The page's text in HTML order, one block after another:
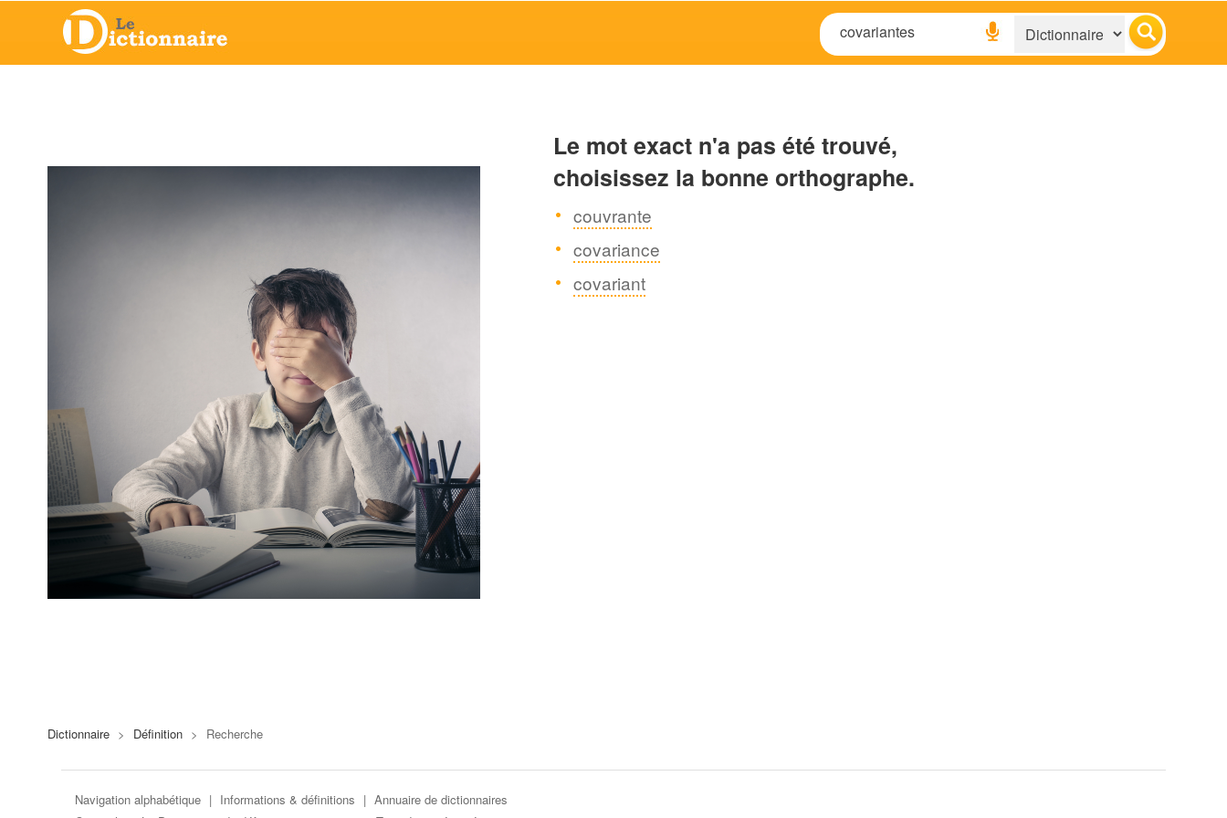
Le mot exact n'a pas été trouvé,
choisissez la bonne orthographe.
couvrante
covariance
covariant
Dictionnaire > Définition > Recherche
Navigation alphabétique | Informations & définitions | Annuaire de dictionnaires